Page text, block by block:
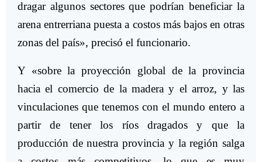
dragar algunos sectores que podrían beneficiar la
arena entrerriana puesta a costos más bajos en otras
zonas del país», precisó el funcionario.
Y «sobre la proyección global de la provincia
hacia el comercio de la madera y el arroz, y las
vinculaciones que tenemos con el mundo entero a
partir de tener los ríos dragados y que la
producción de nuestra provincia y la región salga